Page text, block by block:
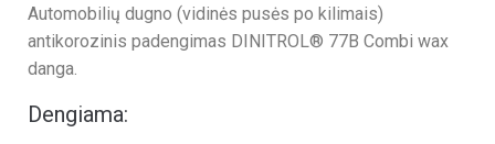
Automobilių dugno (vidinės pusės po kilimais)
antikorozinis padengimas DINITROL® 77B Combi wax
danga.
Dengiama: